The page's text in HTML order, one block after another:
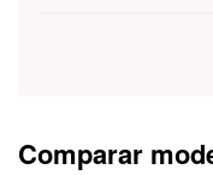
Comparar